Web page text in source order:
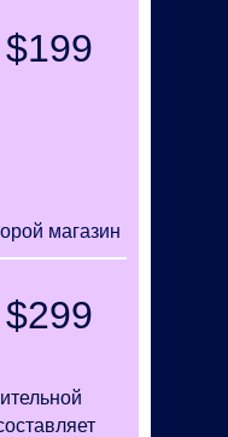
магазин
$199
$299